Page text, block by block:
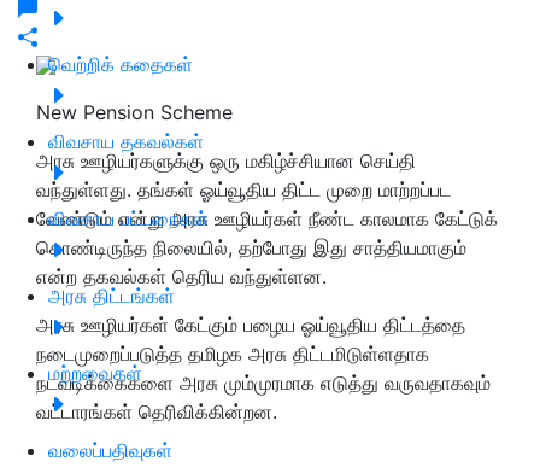
வெற்றிக் கதைகள்
விவசாய தகவல்கள்
விவசாய பட்டறைகள்
அரசு திட்டங்கள்
மற்றவைகள்
வலைப்பதிவுகள்
New Pension Scheme
அரசு ஊழியர்களுக்கு ஒரு மகிழ்ச்சியான செய்தி
வந்துள்ளது. தங்கள் ஓய்வூதிய திட்ட முறை மாற்றப்பட
வேண்டும் என்று அரசு ஊழியர்கள் நீண்ட காலமாக கேட்டுக்
கொண்டிருந்த நிலையில், தற்போது இது சாத்தியமாகும்
என்ற தகவல்கள் தெரிய வந்துள்ளன.
அரசு ஊழியர்கள் கேட்கும் பழைய ஓய்வூதிய திட்டத்தை
நடைமுறைப்படுத்த தமிழக அரசு திட்டமிடுள்ளதாக
நடவடிக்கைகளை அரசு மும்முரமாக எடுத்து வருவதாகவும்
வட்டாரங்கள் தெரிவிக்கின்றன.